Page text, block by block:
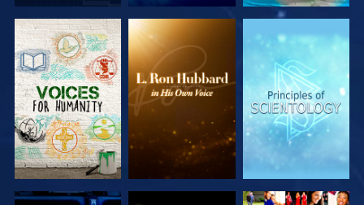
UTFORSKA
SERIEN
UTFORSKA
SERIEN
UTFORSKA
SERIEN